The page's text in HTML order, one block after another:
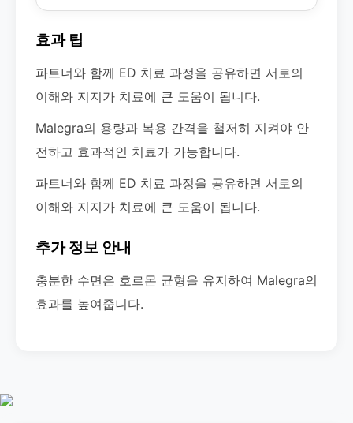
효과 팁
파트너와 함께 ED 치료 과정을 공유하면 서로의
이해와 지지가 치료에 큰 도움이 됩니다.
Malegra의 용량과 복용 간격을 철저히 지켜야 안
전하고 효과적인 치료가 가능합니다.
파트너와 함께 ED 치료 과정을 공유하면 서로의
이해와 지지가 치료에 큰 도움이 됩니다.
추가 정보 안내
충분한 수면은 호르몬 균형을 유지하여 Malegra의
효과를 높여줍니다.